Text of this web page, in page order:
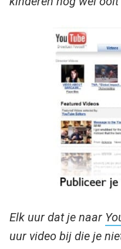
Elk uur dat je naar
uur video bij die je